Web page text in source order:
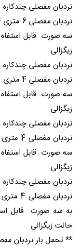
نردبان مفصلی چندکاره 6 متری :
سه صورت قابل
زیگزالی
نردبان مفصلی چندکاره 7.2 متری:
سه صورت قابل
زیگزالی
نردبان مفصلی چندکاره 8 متری:
سه صورت قابل
زیگزالی
نردبان مفصلی چندکاره 9.6 متری:
به سه صورت قابل
حالت زیگزالی
** تحمل بار نردبان مفصلی 120 کیلوگرم